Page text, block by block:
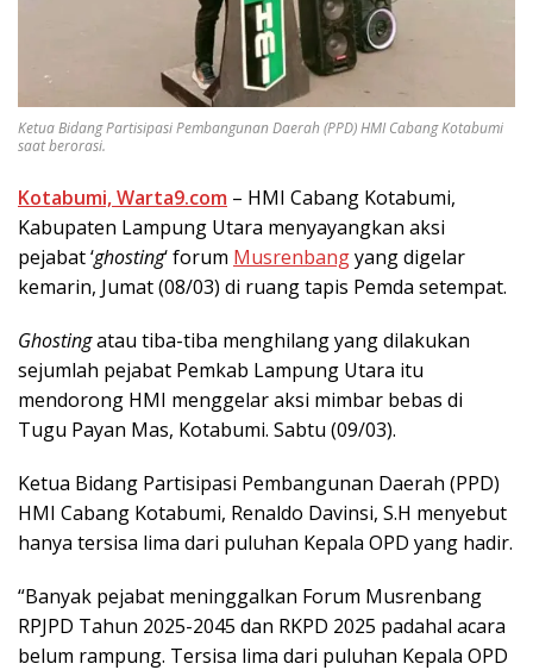
Ketua Bidang Partisipasi Pembangunan Daerah (PPD) HMI Cabang Kotabumi
saat berorasi.
Kotabumi, Warta9.com – HMI Cabang Kotabumi,
Kabupaten Lampung Utara menyayangkan aksi
pejabat ‘ghosting‘ forum Musrenbangyang digelar
kemarin, Jumat (08/03) di ruang tapis Pemda setempat.
Ghostingatau tiba-tiba menghilang yang dilakukan
sejumlah pejabat Pemkab Lampung Utara itu
mendorong HMI menggelar aksi mimbar bebas di
Tugu Payan Mas, Kotabumi. Sabtu (09/03).
Ketua Bidang Partisipasi Pembangunan Daerah (PPD)
HMI Cabang Kotabumi, Renaldo Davinsi, S.H menyebut
hanya tersisa lima dari puluhan Kepala OPD yang hadir.
“Banyak pejabat meninggalkan Forum Musrenbang
RPJPD Tahun 2025-2045 dan RKPD 2025 padahal acara
belum rampung. Tersisa lima dari puluhan Kepala OPD